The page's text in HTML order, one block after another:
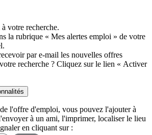
votre recherche.
la rubrique « Mes alertes emploi » de votre
par e-mail les nouvelles offres
recherche ? Cliquez sur le lien « Activer
l'offre d'emploi, vous pouvez l'ajouter à
à un ami, l'imprimer, localiser le lieu
en cliquant sur :